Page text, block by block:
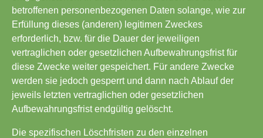
betroffenen personenbezogenen Daten solange, wie zur
Erfüllung dieses (anderen) legitimen Zweckes
erforderlich, bzw. für die Dauer der jeweiligen
vertraglichen oder gesetzlichen Aufbewahrungsfrist für
diese Zwecke weiter gespeichert. Für andere Zwecke
werden sie jedoch gesperrt und dann nach Ablauf der
jeweils letzten vertraglichen oder gesetzlichen
Aufbewahrungsfrist endgültig gelöscht.
Die spezifischen Löschfristen zu den einzelnen